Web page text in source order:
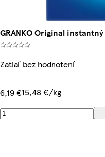
GRANKO Original
Zatiaľ bez hodnotení
6,19 €15,48 €/kg